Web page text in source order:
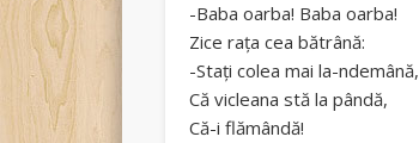
-Baba oarba! Baba oarba!
Zice raţa cea bătrână:
-Staţi colea mai la-ndemână,
Că vicleana stă la pândă,
Că-i flămândă!